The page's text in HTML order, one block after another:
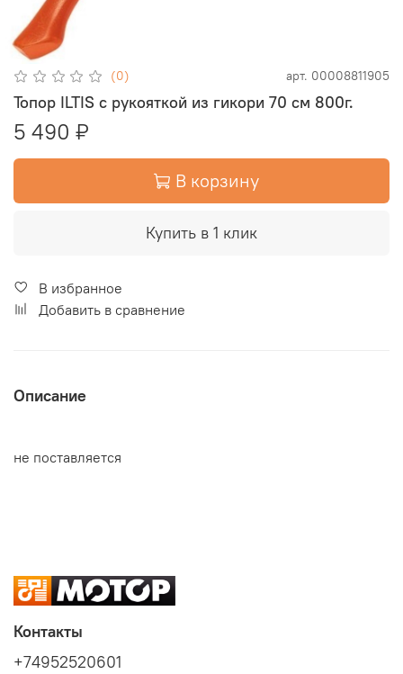
(0) арт. 00008811905
Топор ILTIS с рукояткой из гикори 70 см 800г.
5 490 ₽
В корзину
Купить в 1 клик
В избранное
Добавить в сравнение
Описание
не поставляется
Контакты
+74952520601